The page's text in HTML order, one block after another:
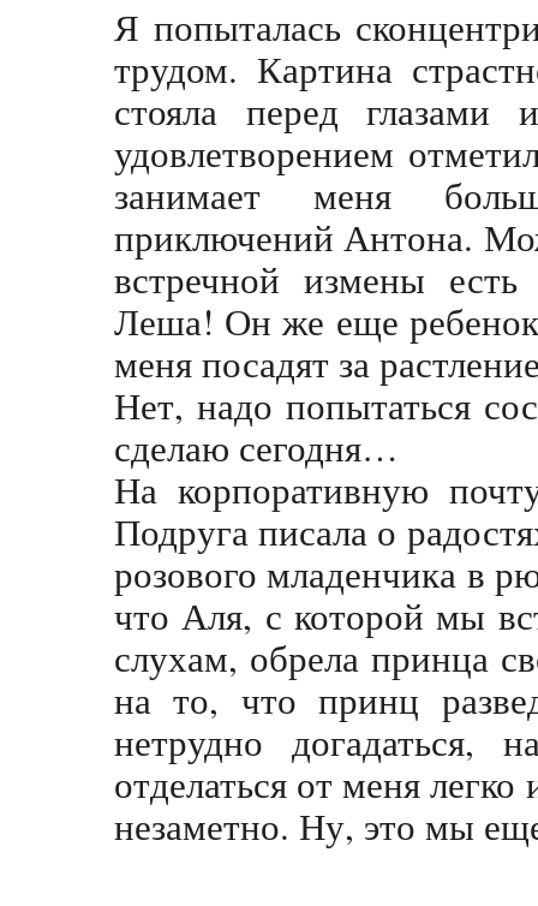
Я попыталась
трудом. Картина
стояла перед
удовлетворением
занимает меня
приключений Антона.
встречной измены
Леша! Он же еще
меня посадят за
Нет, надо попытаться
сделаю сегодня…
На корпоративную
Подруга писала о
розового младенчика в
что Аля, с которой мы
слухам, обрела принца
на то, что принц
нетрудно
отделаться от меня
незаметно. Ну, это мы